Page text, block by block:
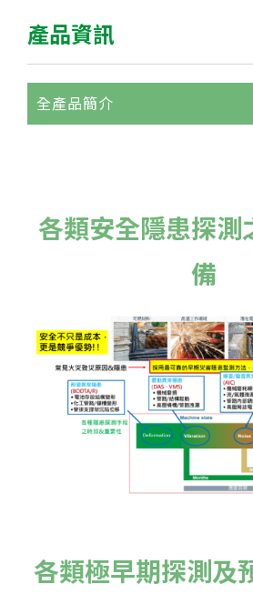
產品資訊
全產品簡介
各類安全隱患探測
備
各類極早期探測及